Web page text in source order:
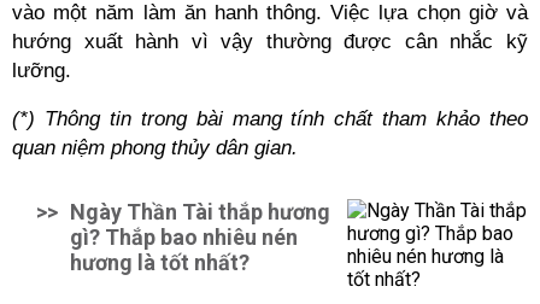
vào một năm làm ăn hanh thông. Việc lựa chọn giờ và
hướng xuất hành vì vậy thường được cân nhắc kỹ
lưỡng.
(*) Thông tin trong bài mang tính chất tham khảo theo
quan niệm phong thủy dân gian.
>> Ngày Thần Tài thắp hương
gì? Thắp bao nhiêu nén
hương là tốt nhất?